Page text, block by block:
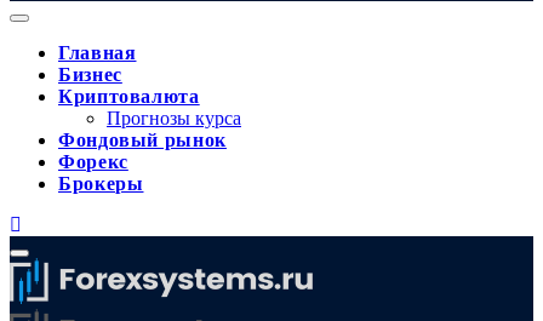
Главная
Бизнес
Криптовалюта
Прогнозы курса
Фондовый рынок
Форекс
Брокеры